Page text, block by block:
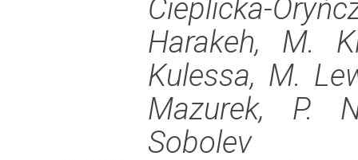
Cieplicka-
Harakeh, M.
Kulessa, M.
Mazurek, P.
Sobolev